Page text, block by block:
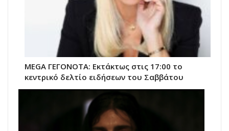
MEGA ΓΕΓΟΝΟΤΑ: Εκτάκτως στις 17:00 το
κεντρικό δελτίο ειδήσεων του Σαββάτου